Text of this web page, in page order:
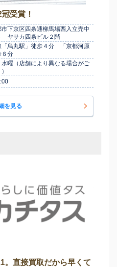
受賞！
下京区四条通柳馬場西入立売中
ヤサカ四条ビル２階
「烏丸駅」徒歩４分 「京都河原
６分
曜（店舗により異なる場合がご
を見る
。直接買取だから早くて